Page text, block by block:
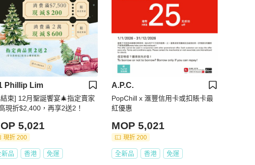
Phillip Lim
束] 12月聖誕饗宴🎄指定賣家
現折$2,400，再享2送2！
5,021
現折 200
新品 香港 免運
A.P.C.
PopChill x 滙豐信用卡或扣賬卡最
紅優惠
MOP 5,021
現折 200
全新品 香港 免運